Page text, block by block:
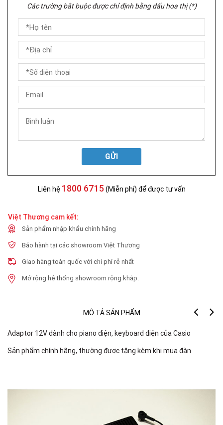
Các trường bắt buộc được chỉ định bằng dấu hoa thị (*)
GỬI
Liên hệ 1800 6715 (Miễn phí) để được tư vấn
Việt Thương cam kết:
Sản phẩm nhập khẩu chính hãng
Bảo hành tại các showroom Việt Thương
Giao hàng toàn quốc với chi phí rẻ nhất
Mở rộng hệ thống showroom rộng khắp.
MÔ TẢ SẢN PHẨM
Adaptor 12V dành cho piano điện, keyboard điện của Casio
Sản phẩm chính hãng, thường được tặng kèm khi mua đàn